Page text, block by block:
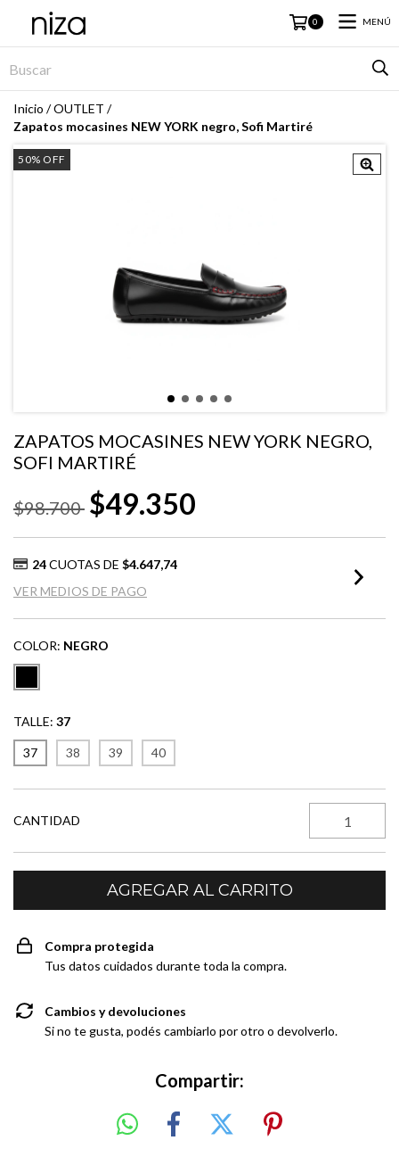
0 MENÚ
Inicio /OUTLET /
Zapatos mocasines NEW YORK negro, Sofi Martiré
50% OFF
ZAPATOS MOCASINES NEW YORK NEGRO,
SOFI MARTIRÉ
$98.700 $49.350
24CUOTAS DE $4.647,74
VER MEDIOS DE PAGO
COLOR: NEGRO
TALLE: 37
37 38 39 40
CANTIDAD
Compra protegida
Tus datos cuidados durante toda la compra.
Cambios y devoluciones
Si no te gusta, podés cambiarlo por otro o devolverlo.
Compartir: